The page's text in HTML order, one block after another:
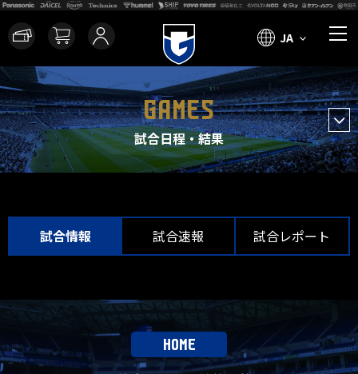
JA
GAMES
試合日程・結果
試合情報 試合速報 試合レポート
HOME